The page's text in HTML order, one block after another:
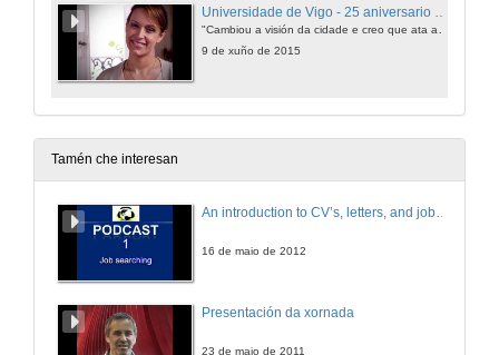
Universidade de Vigo - 25 aniversario - Empresaria
9 de xuño de 2015
Tamén che interesan
An introduction to CV’s, letters, and job searching
16 de maio de 2012
Presentación da xornada
23 de maio de 2011